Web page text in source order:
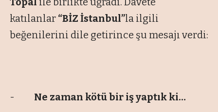
katılanlar “BİZ İstanbul”la ilgili
beğenilerini dile getirince şu mesajı verdi:
- Ne zaman kötü bir iş yaptık ki…